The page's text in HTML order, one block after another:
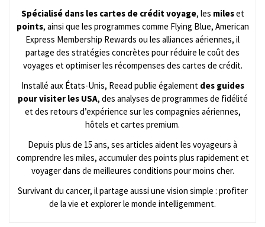
Spécialisé dans les cartes de crédit voyage, les mileset
points, ainsi que les programmes comme Flying Blue, American
Express Membership Rewards ou les alliances aériennes, il
partage des stratégies concrètes pour réduire le coût des
voyages et optimiser les récompenses des cartes de crédit.
Installé aux États-Unis, Reead publie également des guides
pour visiter les USA, des analyses de programmes de fidélité
et des retours d’expérience sur les compagnies aériennes,
hôtels et cartes premium.
Depuis plus de 15 ans, ses articles aident les voyageurs à
comprendre les miles, accumuler des points plus rapidement et
voyager dans de meilleures conditions pour moins cher.
Survivant du cancer, il partage aussi une vision simple : profiter
de la vie et explorer le monde intelligemment.